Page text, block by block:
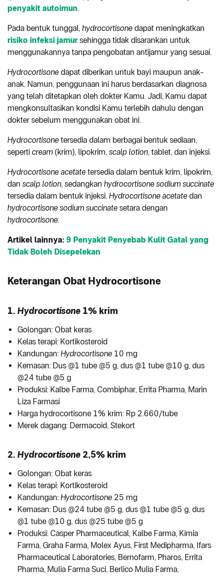
penyakit autoimun.
Pada bentuk tunggal, hydrocortisone dapat meningkatkan
risiko infeksi jamur sehingga tidak disarankan untuk
menggunakannya tanpa pengobatan antijamur yang sesuai.
Hydrocortisone dapat diberikan untuk bayi maupun anak-
anak. Namun, penggunaan ini harus berdasarkan diagnosa
yang telah ditetapkan oleh dokter Kamu. Jadi, Kamu dapat
mengkonsultasikan kondisi Kamu terlebih dahulu dengan
dokter sebelum menggunakan obat ini.
Hydrocortisone tersedia dalam berbagai bentuk sediaan,
seperti cream (krim), lipokrim, scalp lotion, tablet, dan injeksi.
Hydrocortisone acetate tersedia dalam bentuk krim, lipokrim,
dan scalp lotion, sedangkan hydrocortisone sodium succinate
tersedia dalam bentuk injeksi. Hydrocortisone acetate dan
hydrocortisone sodium succinate setara dengan
hydrocortisone.
Artikel lainnya: 9 Penyakit Penyebab Kulit Gatal yang
Tidak Boleh Disepelekan
Keterangan Obat Hydrocortisone
1. Hydrocortisone 1% krim
Golongan: Obat keras
Kelas terapi: Kortikosteroid
Kandungan: Hydrocortisone 10 mg
Kemasan: Dus @1 tube @5 g, dus @1 tube @10 g, dus
@24 tube @5 g
Produksi: Kalbe Farma, Combiphar, Errita Pharma, Marin
Liza Farmasi
Harga hydrocortisone 1% krim: Rp 2.660/tube
Merek dagang: Dermacoid, Stekort
2. Hydrocortisone 2,5% krim
Golongan: Obat keras
Kelas terapi: Kortikosteroid
Kandungan: Hydrocortisone 25 mg
Kemasan: Dus @24 tube @5 g, dus @1 tube @5 g, dus
@1 tube @10 g, dus @25 tube @5 g
Produksi: Casper Pharmaceutical, Kalbe Farma, Kimia
Farma, Graha Farma, Molex Ayus, First Medipharma, Ifars
Pharmaceutical Laboratories, Bernofarm, Pharos, Errita
Pharma, Mulia Farma Suci, Berlico Mulia Farma,